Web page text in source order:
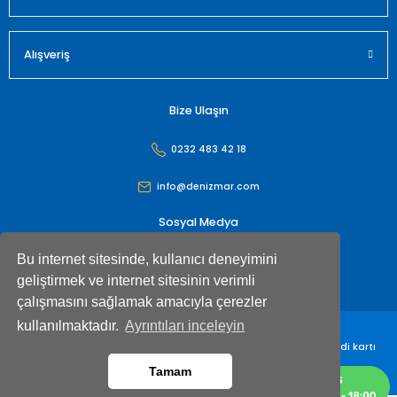
Bu internet sitesinde, kullanıcı deneyimini
geliştirmek ve internet sitesinin verimli
çalışmasını sağlamak amacıyla çerezler
kullanılmaktadır. Ayrıntıları inceleyin
Tamam
Alışveriş
Bize Ulaşın
0232 483 42 18
info@denizmar.com
Sosyal Medya
Denizmar İç Dış Ticaret Anonim Şirketi© Tüm hakları saklıdır. Kredi kartı